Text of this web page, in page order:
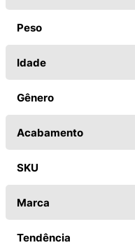
Peso
Idade
Gênero
Acabamento
SKU
Marca
Tendência